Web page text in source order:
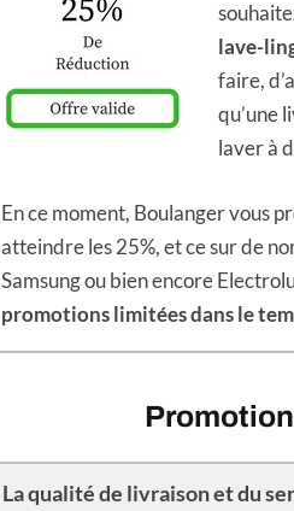
lave-
faire,
qu’une
laver à
En ce moment, Boulanger vous
atteindre les 25%, et ce sur de
Samsung ou bien encore
promotions limitées dans le
La qualité de livraison et du